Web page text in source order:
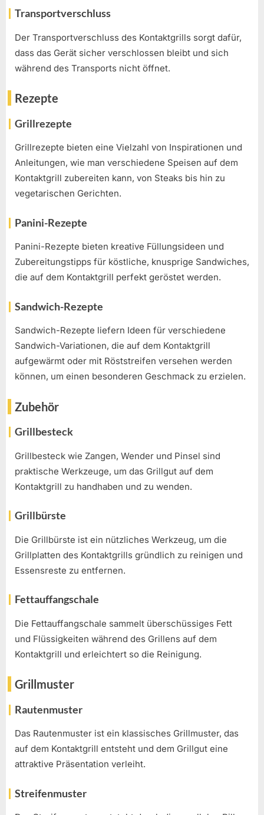
Transportverschluss
Der Transportverschluss des Kontaktgrills sorgt dafür,
dass das Gerät sicher verschlossen bleibt und sich
während des Transports nicht öffnet.
Rezepte
Grillrezepte
Grillrezepte bieten eine Vielzahl von Inspirationen und
Anleitungen, wie man verschiedene Speisen auf dem
Kontaktgrill zubereiten kann, von Steaks bis hin zu
vegetarischen Gerichten.
Panini-Rezepte
Panini-Rezepte bieten kreative Füllungsideen und
Zubereitungstipps für köstliche, knusprige Sandwiches,
die auf dem Kontaktgrill perfekt geröstet werden.
Sandwich-Rezepte
Sandwich-Rezepte liefern Ideen für verschiedene
Sandwich-Variationen, die auf dem Kontaktgrill
aufgewärmt oder mit Röststreifen versehen werden
können, um einen besonderen Geschmack zu erzielen.
Zubehör
Grillbesteck
Grillbesteck wie Zangen, Wender und Pinsel sind
praktische Werkzeuge, um das Grillgut auf dem
Kontaktgrill zu handhaben und zu wenden.
Grillbürste
Die Grillbürste ist ein nützliches Werkzeug, um die
Grillplatten des Kontaktgrills gründlich zu reinigen und
Essensreste zu entfernen.
Fettauffangschale
Die Fettauffangschale sammelt überschüssiges Fett
und Flüssigkeiten während des Grillens auf dem
Kontaktgrill und erleichtert so die Reinigung.
Grillmuster
Rautenmuster
Das Rautenmuster ist ein klassisches Grillmuster, das
auf dem Kontaktgrill entsteht und dem Grillgut eine
attraktive Präsentation verleiht.
Streifenmuster